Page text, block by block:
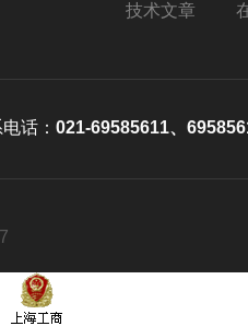
技术文章
话： 021-69585611、